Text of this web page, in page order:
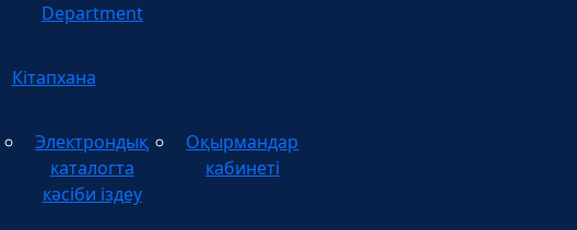
Department
Кітапхана
Электрондық
каталогта
кәсіби іздеу
Оқырмандар
кабинеті